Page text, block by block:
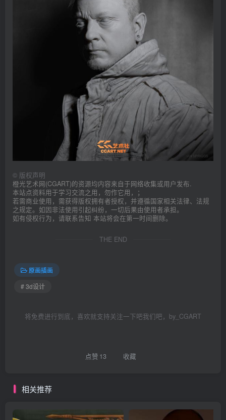
© 版权声明
橙光艺术网(CGART)的资源均内容来自于网络收集或用户发布.
本站点资料用于学习交流之用，勿作它用，；
若需商业使用，需获得版权拥有者授权，并遵循国家相关法律、法规
之规定。如因非法使用引起纠纷，一切后果由使用者承担。
如有侵权行为，请联系告知 本站将会在第一时间删除。
THE END
原画插画
# 3d设计
将免费进行到底，喜欢就支持关注一下吧我们吧，by_CGART
点赞 13 收藏
相关推荐